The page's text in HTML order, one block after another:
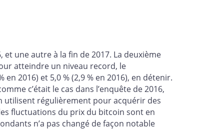
une autre à la fin de 2017. La deuxième
atteindre un niveau record, le
2016) et 5,0 % (2,9 % en 2016), en détenir.
c’était le cas dans l’enquête de 2016,
utilisent régulièrement pour acquérir des
fluctuations du prix du bitcoin sont en
n’a pas changé de façon notable